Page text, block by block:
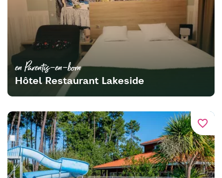
en Parentis-en-born
Hôtel Restaurant Lakeside
favorite_border